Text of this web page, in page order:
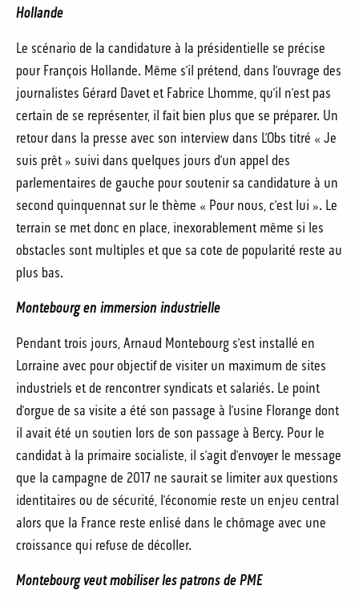
Hollande
Le scénario de la candidature à la présidentielle se précise
pour François Hollande. Même s’il prétend, dans l’ouvrage des
journalistes Gérard Davet et Fabrice Lhomme, qu’il n’est pas
certain de se représenter, il fait bien plus que se préparer. Un
retour dans la presse avec son interview dans L’Obs titré « Je
suis prêt » suivi dans quelques jours d’un appel des
parlementaires de gauche pour soutenir sa candidature à un
second quinquennat sur le thème « Pour nous, c’est lui ». Le
terrain se met donc en place, inexorablement même si les
obstacles sont multiples et que sa cote de popularité reste au
plus bas.
Montebourg en immersion industrielle
Pendant trois jours, Arnaud Montebourg s’est installé en
Lorraine avec pour objectif de visiter un maximum de sites
industriels et de rencontrer syndicats et salariés. Le point
d’orgue de sa visite a été son passage à l’usine Florange dont
il avait été un soutien lors de son passage à Bercy. Pour le
candidat à la primaire socialiste, il s’agit d’envoyer le message
que la campagne de 2017 ne saurait se limiter aux questions
identitaires ou de sécurité, l’économie reste un enjeu central
alors que la France reste enlisé dans le chômage avec une
croissance qui refuse de décoller.
Montebourg veut mobiliser les patrons de PME